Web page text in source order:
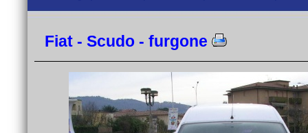
Fiat - Scudo - furgone